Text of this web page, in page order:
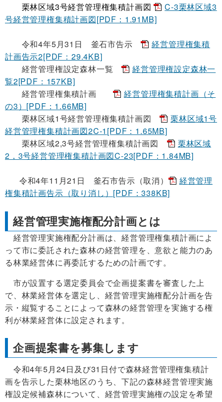
栗林区域3号経営管理権集積計画図
C-3栗林区域3
号経営管理権集積計画図[PDF：1.91MB]
令和4年5月31日 釜石市告示
経営管理権集積
計画告示2[PDF：29.4KB]
経営管理権設定森林一覧
経営管理権設定森林一
覧2[PDF：157KB]
経営管理権集積計画
経営管理権集積計画（そ
の3）[PDF：1.66MB]
栗林区域1号経営管理権集積計画図
栗林区域1号
経営管理権集積計画図2C-1[PDF：1.65MB]
栗林区域2,3号経営管理権集積計画図
栗林区域
2，3号経営管理権集積計画図C-23[PDF：1.84MB]
令和4年11月21日 釜石市告示（取消）
経営管理
権集積計画告示（取り消し）[PDF：338KB]
経営管理実施権配分計画とは
経営管理実施権配分計画は、経営管理権集積計画によ
って市に委託された森林の経営管理を、意欲と能力のあ
る林業経営体に再委託するための計画です。
市が設置する選定委員会で企画提案書を審査した上
で、林業経営体を選定し、経営管理実施権配分計画を告
示・縦覧することによって森林の経営管理を実施する権
利が林業経営体に設定されます。
企画提案書を募集します
令和4年5月24日及び31日付で森林経営管理権集積計
画を告示した栗林地区のうち、下記の森林経営管理実施
権設定候補森林について、経営管理実施権の設定を希望